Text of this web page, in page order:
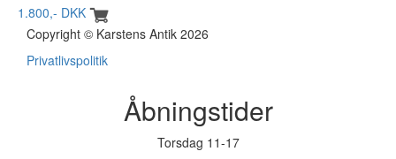
1.800,- DKK
Copyright © Karstens Antik 2026
Privatlivspolitik
Åbningstider
Torsdag 11-17